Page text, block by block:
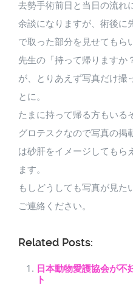
去勢手術前日と当日の流れ
余談になりますが、術後に
で取った部分を見せてもら
先生の「持って帰りますか
が、とりあえず写真だけ撮
とに。
たまに持って帰る方もいる
グロテスクなので写真の掲
は砂肝をイメージしてもら
ます。
もしどうしても写真が見た
ご連絡ください。
Related Posts:
日本動物愛護協会が不
ト